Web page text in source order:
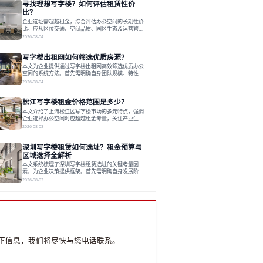
运营方通过空间优化与社群服务，助力企业成长，推
动市场向多元化、高性价比方向发展。近年来，西安
写字楼市场呈现出租金持续调整的态势，这一现象引
发了的广泛关注。作为西部重要
寻找理想写字楼？如何评估租赁性价
比？
企业选址需超越租金，综合评估办公空间的长期性价
比。应从区位交通、空间品质、园区生态及运营管理
四个核心维度权衡财务支出与长期价值回报。理想的
衡。对于许多正在成长或寻求稳定发展的企业而言，
寻找一处合适的办公空间是一项至关重要的决策。这
不仅关系到团队的日常工作效率与协作氛围，更直接
影响着企业的品牌形象、运营成本
2026-08-04
写字楼出租网如何筛选优质房源？
本文为企业提供通过写字楼出租网高效筛选优质办公
空间的系统方法。首先需明确自身团队规模、特性、
预算等核心需求。线上筛选时，应深入解读房源参
背景与持续服务能力。完成线上初选后，必须进行线
下实地验证，核对空间实景、测试设施、感受园区氛
围并确认合同条款，从而做出精确决策。在数字化时
代，写字楼出租网已成为企业寻找
2026-08-04
松江写字楼租金价格范围是多少？
本文介绍了上海松江区写字楼市场的多元特点，强调
企业选择办公空间时应超越租金考量，关注产业生态
与综合服务。文章分析了市场概况、影响空间价值的
建服务生态助力企业成长，建议企业系统评估需求与
长期价值，选择匹配的发展载体。对于许多寻求在上
海松江区设立或扩展办公空间的企业而言，了解该区
域的写字楼市场概况是决策的首先
2026-08-03
深圳写字楼租赁如何选址？租金预算与
区域选择全解析
本文系统梳理了深圳写字楼租赁选址的关键考量因
素，为企业决策提供框架。首先需明确自身发展阶
段、团队规模和文化特质等核心需求。深圳多中心商
业园注重生态与社群，适合文创、科技类企业。评估
2026-08-03
信息，我们将尽快与您电话联系。